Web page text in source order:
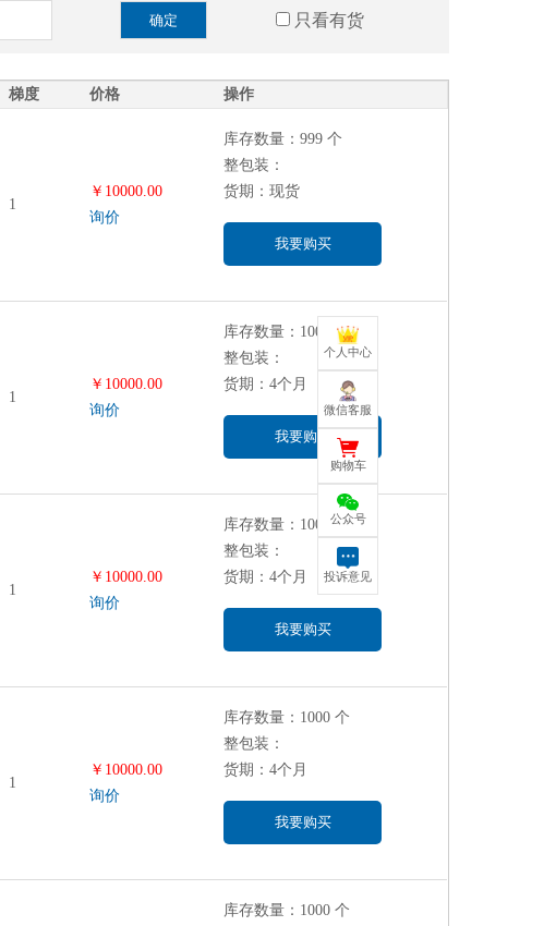
确定 只看有货
梯度 价格 操作
1
￥10000.00
询价
库存数量：999 个
整包装：
货期：现货
我要购买
1
￥10000.00
询价
库存数量：1000 个
整包装：
货期：4个月
我要购买
1
￥10000.00
询价
库存数量：1000 个
整包装：
货期：4个月
我要购买
1
￥10000.00
询价
库存数量：1000 个
整包装：
货期：4个月
我要购买
库存数量：1000 个
个人中心
微信客服
购物车
公众号
投诉意见